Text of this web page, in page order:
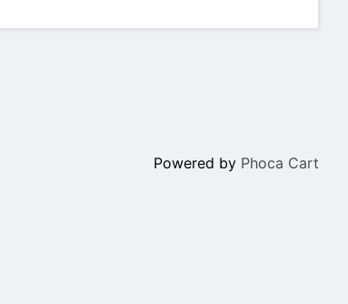
Powered by Phoca Cart